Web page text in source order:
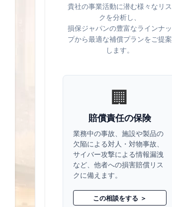
貴社の事業活動に潜む様々なリス
クを分析し、
損保ジャパンの豊富なラインナッ
プから最適な補償プランをご提案
します。
🏢
賠償責任の保険
業務中の事故、施設や製品の
欠陥による対人・対物事故、
サイバー攻撃による情報漏洩
など、他者への損害賠償リス
クに備えます。
この相談をする ＞